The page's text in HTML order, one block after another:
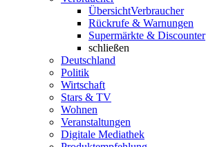
ÜbersichtVerbraucher
Rückrufe & Warnungen
Supermärkte & Discounter
schließen
Deutschland
Politik
Wirtschaft
Stars & TV
Wohnen
Veranstaltungen
Digitale Mediathek